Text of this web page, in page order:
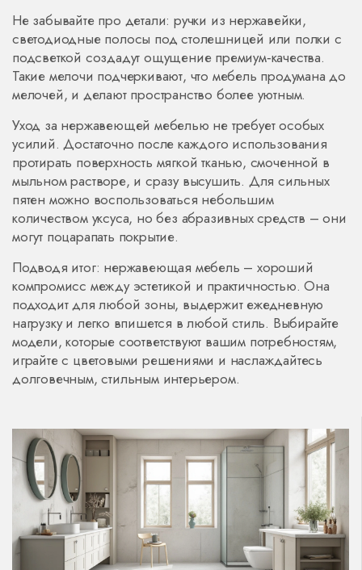
Не забывайте про детали: ручки из нержавейки,
светодиодные полосы под столешницей или полки с
подсветкой создадут ощущение премиум‑качества.
Такие мелочи подчеркивают, что мебель продумана до
мелочей, и делают пространство более уютным.
Уход за нержавеющей мебелью не требует особых
усилий. Достаточно после каждого использования
протирать поверхность мягкой тканью, смоченной в
мыльном растворе, и сразу высушить. Для сильных
пятен можно воспользоваться небольшим
количеством уксуса, но без абразивных средств – они
могут поцарапать покрытие.
Подводя итог: нержавеющая мебель – хороший
компромисс между эстетикой и практичностью. Она
подходит для любой зоны, выдержит ежедневную
нагрузку и легко впишется в любой стиль. Выбирайте
модели, которые соответствуют вашим потребностям,
играйте с цветовыми решениями и наслаждайтесь
долговечным, стильным интерьером.